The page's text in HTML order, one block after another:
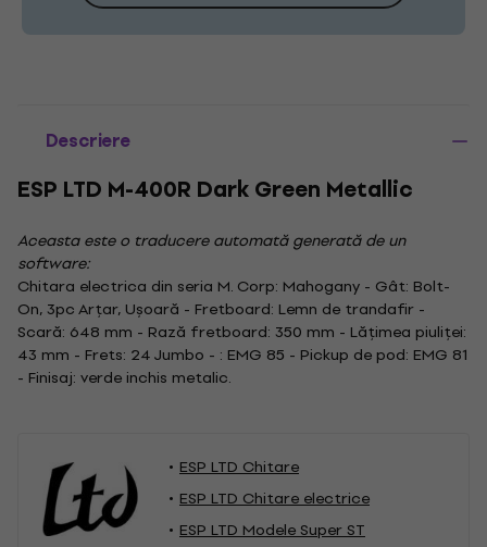
Descriere
ESP LTD M-400R Dark Green Metallic
Aceasta este o traducere automată generată de un
software:
Chitara electrica din seria M. Corp: Mahogany - Gât: Bolt-
On, 3pc Arțar, Ușoară - Fretboard: Lemn de trandafir -
Scară: 648 mm - Rază fretboard: 350 mm - Lățimea piuliței:
43 mm - Frets: 24 Jumbo - : EMG 85 - Pickup de pod: EMG 81
- Finisaj: verde inchis metalic.
ESP LTD Chitare
ESP LTD Chitare electrice
ESP LTD Modele Super ST